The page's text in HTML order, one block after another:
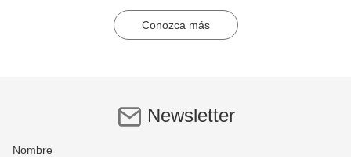
Conozca más
Newsletter
Nombre